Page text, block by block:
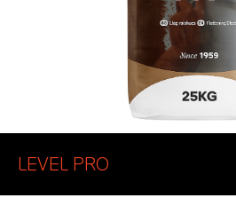
LEVEL PRO